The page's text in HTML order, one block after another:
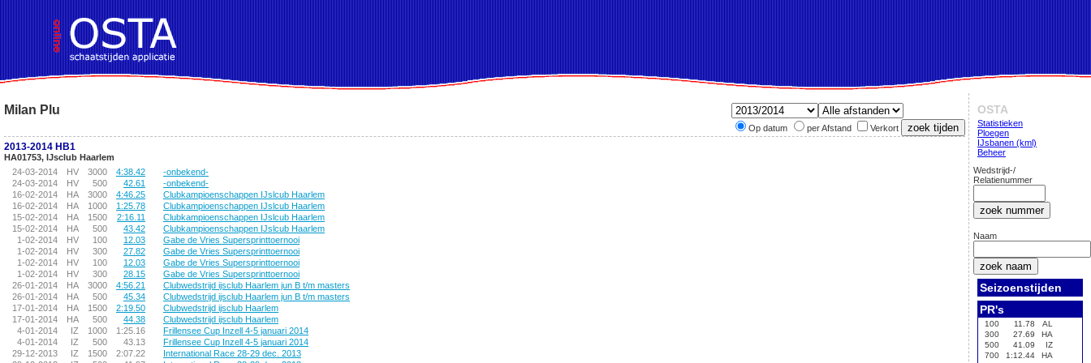
Op datum per Afstand Verkort
Milan Plu
2013-2014 HB1
HA01753, IJsclub Haarlem
24-03-2014
HV 3000 4:38.42
-onbekend-
24-03-2014
HV 500 42.61
-onbekend-
16-02-2014
HA 3000 4:46.25
Clubkampioenschappen IJslcub Haarlem
16-02-2014
HA 1000 1:25.78
Clubkampioenschappen IJslcub Haarlem
15-02-2014
HA 1500 2:16.11
Clubkampioenschappen IJslcub Haarlem
15-02-2014
HA 500 43.42
Clubkampioenschappen IJslcub Haarlem
1-02-2014
HV 100 12.03
Gabe de Vries Supersprinttoernooi
1-02-2014
HV 300 27.82
Gabe de Vries Supersprinttoernooi
1-02-2014
HV 100 12.03
Gabe de Vries Supersprinttoernooi
1-02-2014
HV 300 28.15
Gabe de Vries Supersprinttoernooi
26-01-2014
HA 3000 4:56.21
Clubwedstrijd ijsclub Haarlem jun B t/m masters
26-01-2014
HA 500 45.34
Clubwedstrijd ijsclub Haarlem jun B t/m masters
17-01-2014
HA 1500 2:19.50
Clubwedstrijd ijsclub Haarlem
17-01-2014
HA 500 44.38
Clubwedstrijd ijsclub Haarlem
4-01-2014
IZ 1000 1:25.16
Frillensee Cup Inzell 4-5 januari 2014
4-01-2014
IZ 500 43.13
Frillensee Cup Inzell 4-5 januari 2014
29-12-2013
IZ 1500 2:07.22
International Race 28-29 dec. 2013
OSTA
Statistieken
Ploegen
IJsbanen (kml)
Beheer
Wedstrijd-/
Relatienummer
Naam
Seizoenstijden
PR's
100 11.78
AL
300
27.69
HA
500
41.09
IZ
700
1:12.44
HA